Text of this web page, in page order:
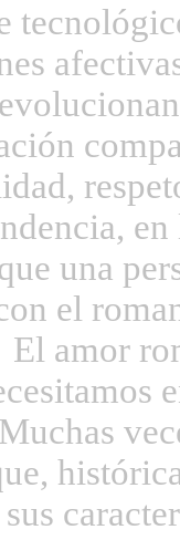
una
el
El amor
Muchas